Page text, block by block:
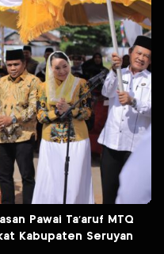
Pawai Ta’aruf MTQ
Kabupaten Seruyan